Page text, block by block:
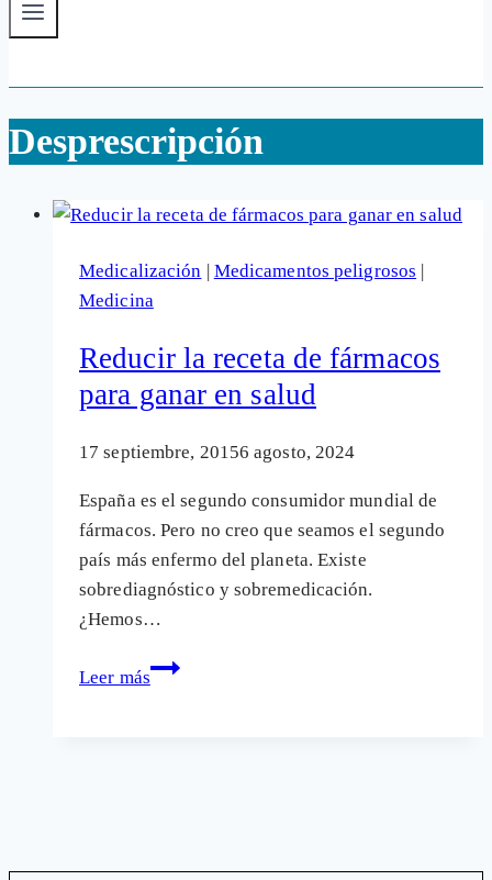
Desprescripción
Medicalización Medicamentos peligrosos
Medicina
Reducir la receta de fármacos
para ganar en salud
17 septiembre, 20156 agosto, 2024
España es el segundo consumidor mundial de
fármacos. Pero no creo que seamos el segundo
país más enfermo del planeta. Existe
sobrediagnóstico y sobremedicación.
¿Hemos…
Leer más
Reducir
en